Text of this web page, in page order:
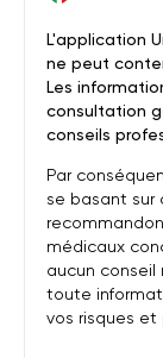
L'application
ne peut
Les
consultation
conseils
Par
se basant sur
médicaux
aucun conseil
toute
vos risques et